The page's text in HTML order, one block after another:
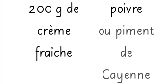
200 g de
crème
fraîche
poivre
ou piment
de
Cayenne